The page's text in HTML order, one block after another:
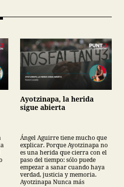
Ayotzinapa, la herida
sigue abierta
Ángel Aguirre tiene mucho que
explicar. Porque Ayotzinapa no
es una herida que cierra con el
paso del tiempo: sólo puede
empezar a sanar cuando haya
verdad, justicia y memoria.
Ayotzinapa Nunca más